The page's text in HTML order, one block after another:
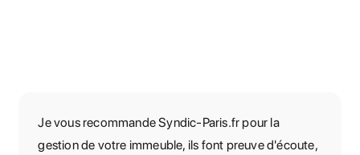
Je vous recommande Syndic-Paris.fr pour la
gestion de votre immeuble, ils font preuve d'écoute,